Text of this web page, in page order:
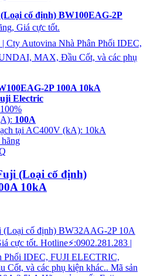
cố định) BW100EAG-2P
Giá cực tốt.
| Cty Autovina Nhà Phân Phối IDEC,
MAX, Đầu Cốt, và các phụ
2P 100A 10kA
Electric
100A
tại AC400V (kA): 10kA
(Loại cố định)
10kA